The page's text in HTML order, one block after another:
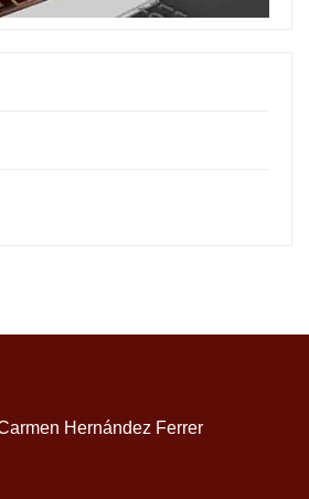
Hernández Ferrer